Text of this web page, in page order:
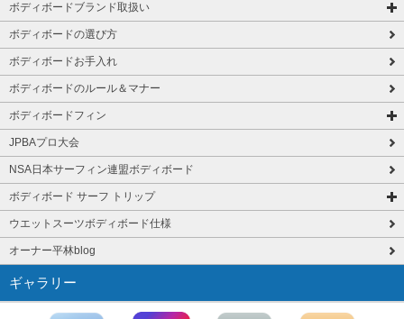
ボディボードブランド取扱い
ボディボードの選び方
ボディボードお手入れ
ボディボードのルール＆マナー
ボディボードフィン
JPBAプロ大会
NSA日本サーフィン連盟ボディボード
ボディボード サーフ トリップ
ウエットスーツボディボード仕様
オーナー平林blog
ギャラリー